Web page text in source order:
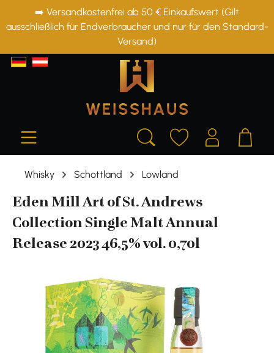
springen
➡️ Versandkostenfrei ab 50 € Einkaufswert (Gilt
ausschließlich für Endverbraucher und nur für den Standard-
Versand)
Whisky Schottland Lowland
Eden Mill Art of St. Andrews
Collection Single Malt Annual
Release 2023 46,5% vol. 0,70l
Bildergalerie überspringen